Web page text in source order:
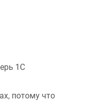
1С
потому что